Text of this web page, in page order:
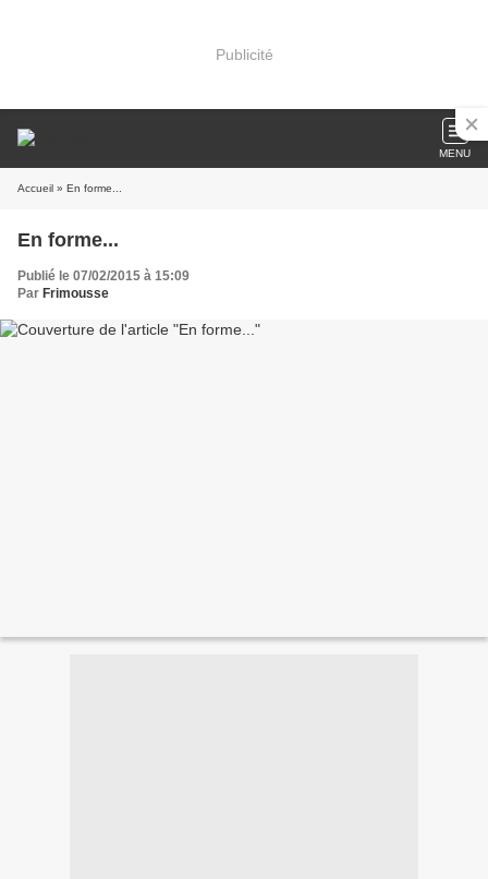
Publicité
MENU
Accueil » En forme...
En forme...
Publié le 07/02/2015 à 15:09
Par Frimousse